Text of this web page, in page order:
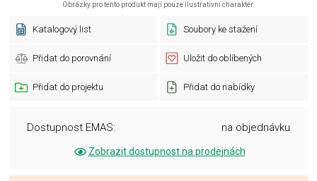
Obrázky pro tento produkt mají pouze ilustrativní charakter.
Katalogový list Soubory ke stažení
Přidat do porovnání Uložit do oblíbených
Přidat do projektu Přidat do nabídky
Dostupnost EMAS: na objednávku
Zobrazit dostupnost na prodejnách